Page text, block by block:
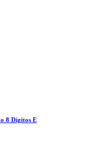
8 Digitos E